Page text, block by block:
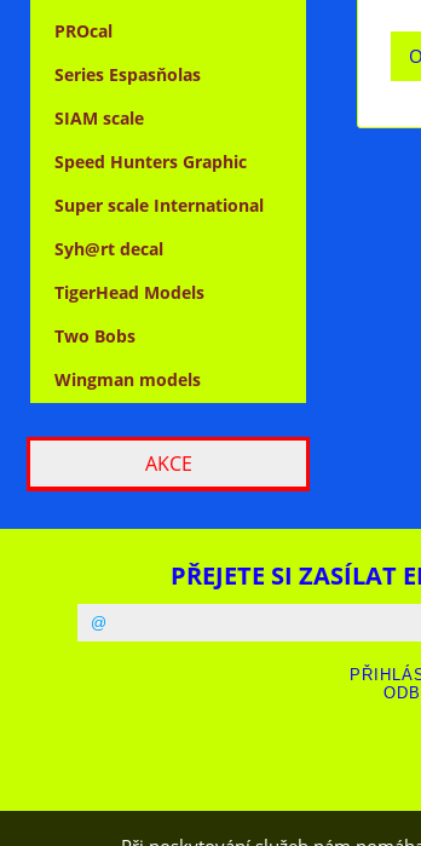
PROcal
Series Espasňolas
SIAM scale
Speed Hunters Graphic
Super scale International
Syh@rt decal
TigerHead Models
Two Bobs
Wingman models
AKCE
PŘEJETE SI ZASÍLAT